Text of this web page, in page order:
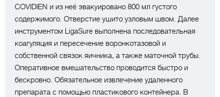
COVIDIEN и из неё эвакуировано 800 мл густого
содержимого. Отверстие ушито узловым швом. Далее
инструментом LigaSure выполнена последовательная
коагуляция и пересечение воронкотазовой и
собственной связок яичника, а также маточной трубы.
Оперативное вмешательство проводится быстро и
бескровно. Обязательное извлечение удаленного
препарата с помощью пластикового контейнера. В